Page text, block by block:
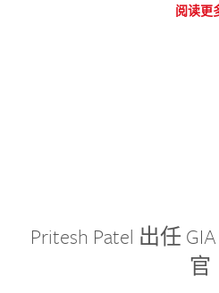
阅读更
Pritesh Patel 出任
官